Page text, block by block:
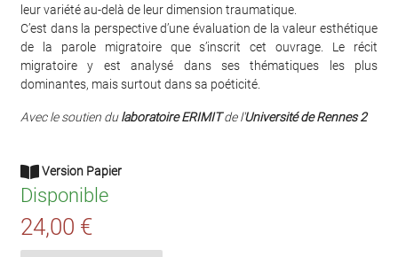
leur variété au-delà de leur dimension traumatique.
C’est dans la perspective d’une évaluation de la valeur esthétique
de la parole migratoire que s’inscrit cet ouvrage. Le récit
migratoire y est analysé dans ses thématiques les plus
dominantes, mais surtout dans sa poéticité.
Avec le soutien dulaboratoire ERIMITde l'Université de Rennes 2
Version Papier
Disponible
24,00 €